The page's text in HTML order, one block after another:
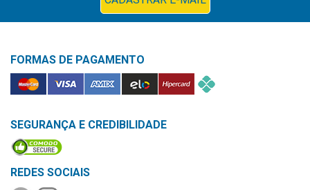
e
Monitores
Socorros
Casa
e
FORMAS DE PAGAMENTO
SEGURANÇA E CREDIBILIDADE
REDES SOCIAIS